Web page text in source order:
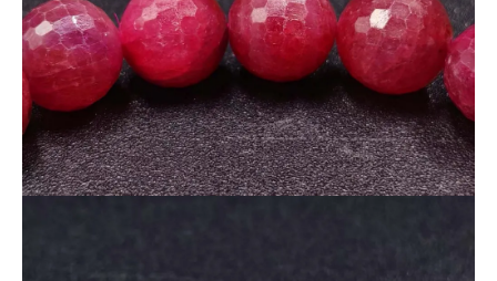
🌟【サイズと存在感】
12.7～13.8mmの大粒ビーズを使用。
1本あたり約71.3gの重厚感があり、手首回り約15.5cmでしっか
りとした着け心地です。
希少なサイズで統一されており、1本物ならではの存在感を演出
します。